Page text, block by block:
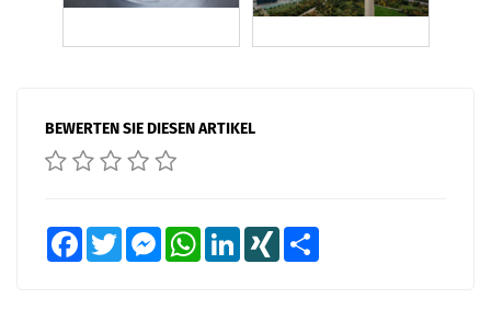
BEWERTEN SIE DIESEN ARTIKEL
FacebookTwitter MessengerWhatsAppLinkedInXING